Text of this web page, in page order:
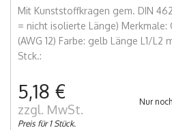
Mit Kunststoffkragen gem. DIN
= nicht isolierte Länge) Merkmale:
(AWG 12) Farbe: gelb Länge L1/L2
Stck.:
5,18 €
zzgl. MwSt.
Preis für 1 Stück.
Nur